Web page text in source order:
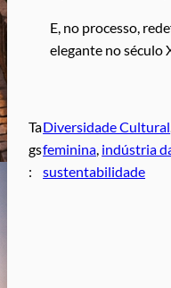
E, no processo,
elegante no século
Ta
gs
:
Diversidade Cultural
feminina, indústria
sustentabilidade